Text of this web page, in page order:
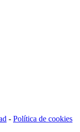
- Política de cookies